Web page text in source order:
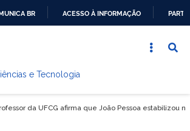
CONTEÚDO
BR ACESSO À INFORMAÇÃO
e Tecnologia
da UFCG afirma que João Pessoa estabilizou